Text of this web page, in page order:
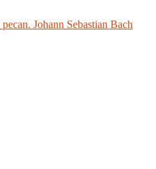
Johann Sebastian Bach